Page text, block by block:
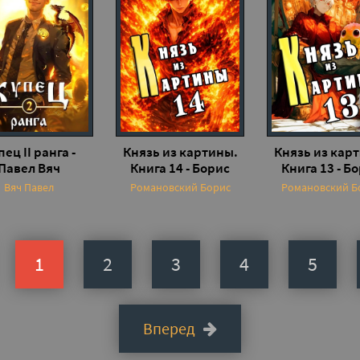
II ранга -
Вяч
Вяч Павел
Князь из картины.
Книга 14 - Борис
Романовский
Романовский Борис
Князь из
Книга 13 -
Романовский
1 2 3 4 5
Вперед